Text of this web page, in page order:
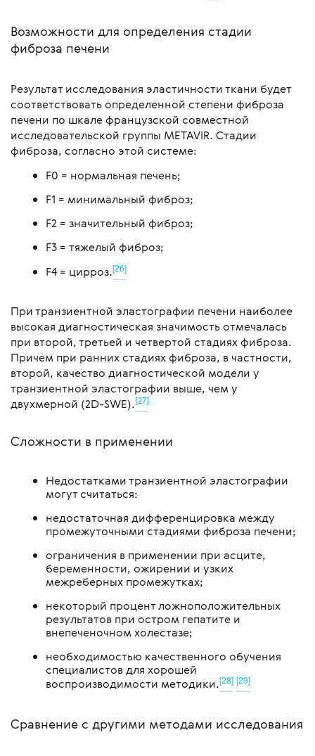
Возможности для определения стадии
фиброза печени
Результат исследования эластичности ткани будет
соответствовать определенной степени фиброза
печени по шкале французской совместной
исследовательской группы METAVIR. Стадии
фиброза, согласно этой системе:
F0 = нормальная печень;
F1 = минимальный фиброз;
F2 = значительный фиброз;
F3 = тяжелый фиброз;
F4 = цирроз.[26]
При транзиентной эластографии печени наиболее
высокая диагностическая значимость отмечалась
при второй, третьей и четвертой стадиях фиброза.
Причем при ранних стадиях фиброза, в частности,
второй, качество диагностической модели у
транзиентной эластографии выше, чем у
двухмерной (2D-SWE).[27]
Сложности в применении
Недостатками транзиентной эластографии
могут считаться:
недостаточная дифференцировка между
промежуточными стадиями фиброза печени;
ограничения в применении при асците,
беременности, ожирении и узких
межреберных промежутках;
некоторый процент ложноположительных
результатов при остром гепатите и
внепеченочном холестазе;
необходимостью качественного обучения
специалистов для хорошей
воспроизводимости методики.[28] [29]
Сравнение с другими методами исследования